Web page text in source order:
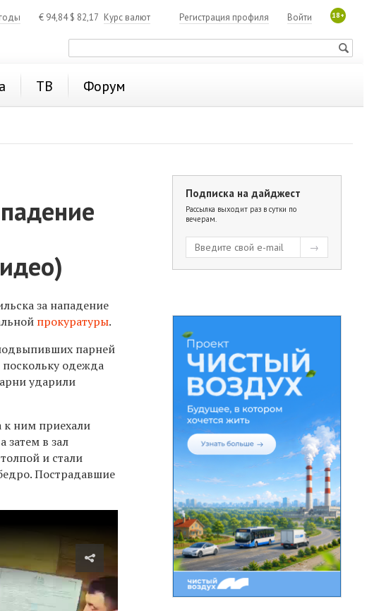
€ 94,84$ 82,17 Курс валют 18+
Войти
Регистрация профиля
ТВ Форум
за нападение
прокуратуры.
парней
посколькуодежда
ударили
к ним приехали
затем в зал
и стали
Пострадавшие
Подписка на дайджест
Рассылка выходит раз в сутки по
вечерам.